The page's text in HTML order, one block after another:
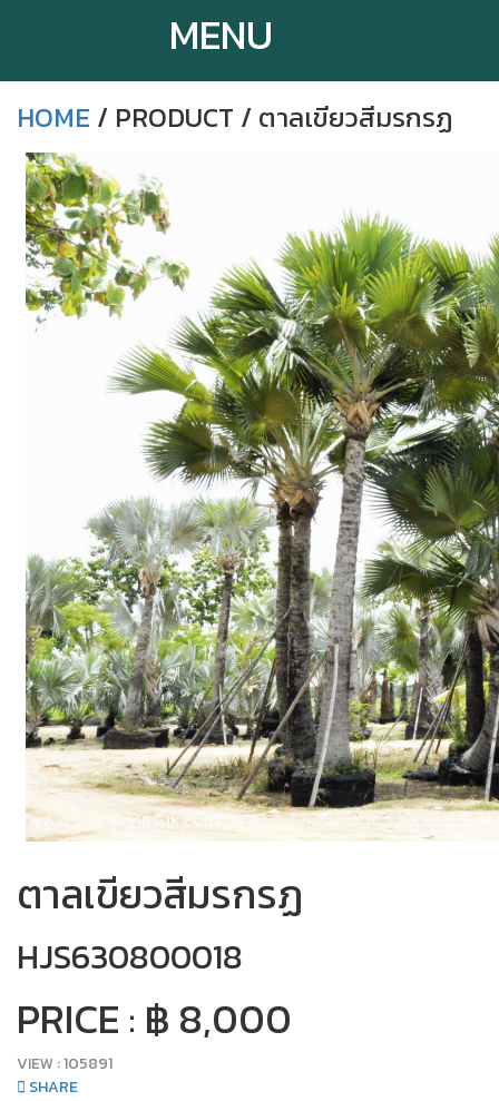
MENU
HOME / PRODUCT / ตาลเขียวสีมรกรฏ
ตาลเขียวสีมรกรฏ
HJS630800018
PRICE : ฿ 8,000
VIEW :105891
SHARE